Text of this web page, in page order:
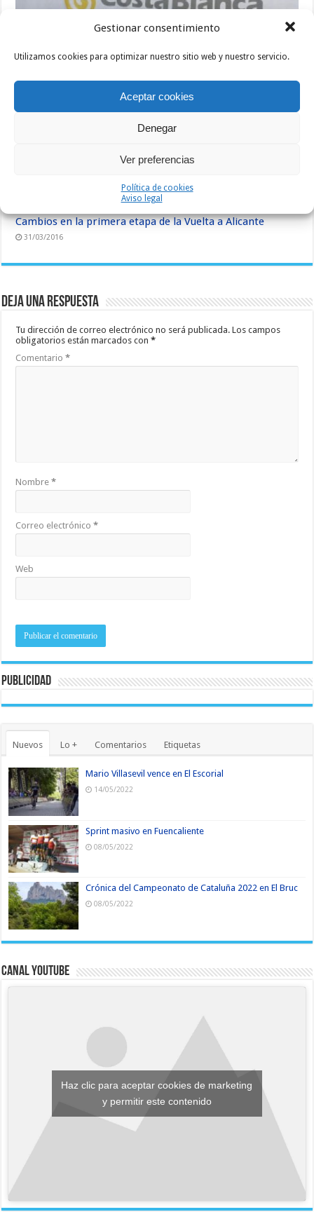
Gestionar consentimiento
Utilizamos cookies para optimizar nuestro sitio web y nuestro servicio.
Aceptar cookies
Denegar
Ver preferencias
Política de cookies
Aviso legal
Resumen de la Vuelta Ciclista a Alicante
Cambios en la primera etapa de la Vuelta a Alicante
31/03/2016
Deja una respuesta
Tu dirección de correo electrónico no será publicada. Los campos
obligatorios están marcados con*
Comentario*
Nombre*
Correo electrónico*
Web
Publicidad
Nuevos Lo + Comentarios Etiquetas
Mario Villasevil vence en El Escorial
14/05/2022
Sprint masivo en Fuencaliente
08/05/2022
Crónica del Campeonato de Cataluña 2022 en El Bruc
08/05/2022
Canal YouTube
Haz clic para aceptar cookies de marketing
y permitir este contenido